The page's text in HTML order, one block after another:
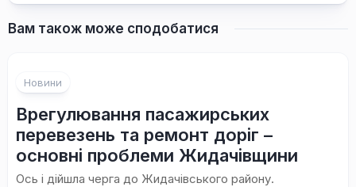
Вам також може сподобатися
Новини
Врегулювання пасажирських
перевезень та ремонт доріг –
основні проблеми Жидачівщини
Ось і дійшла черга до Жидачівського району.